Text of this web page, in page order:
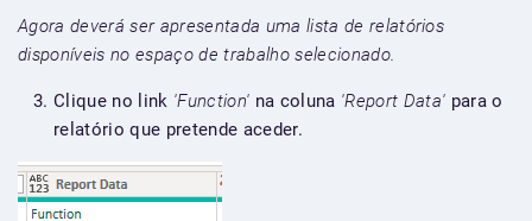
Agora deverá ser apresentada uma lista de relatórios
disponíveis no espaço de trabalho selecionado.
Clique no link 'Function' na coluna 'Report Data' para o
relatório que pretende aceder.